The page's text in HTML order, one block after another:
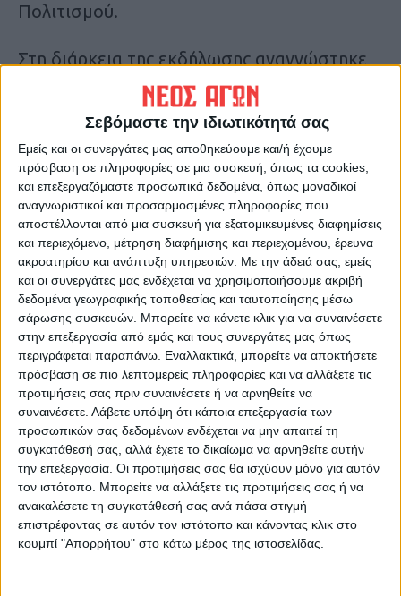
Σεβόμαστε την ιδιωτικότητά σας
Εμείς και οι συνεργάτες μας αποθηκεύουμε και/ή έχουμε
πρόσβαση σε πληροφορίες σε μια συσκευή, όπως τα cookies,
και επεξεργαζόμαστε προσωπικά δεδομένα, όπως μοναδικοί
αναγνωριστικοί και προσαρμοσμένες πληροφορίες που
αποστέλλονται από μια συσκευή για εξατομικευμένες διαφημίσεις
και περιεχόμενο, μέτρηση διαφήμισης και περιεχομένου, έρευνα
ακροατηρίου και ανάπτυξη υπηρεσιών. Με την άδειά σας, εμείς
και οι συνεργάτες μας ενδέχεται να χρησιμοποιήσουμε ακριβή
δεδομένα γεωγραφικής τοποθεσίας και ταυτοποίησης μέσω
σάρωσης συσκευών. Μπορείτε να κάνετε κλικ για να συναινέσετε
στην επεξεργασία από εμάς και τους συνεργάτες μας όπως
περιγράφεται παραπάνω. Εναλλακτικά, μπορείτε να αποκτήσετε
πρόσβαση σε πιο λεπτομερείς πληροφορίες και να αλλάξετε τις
προτιμήσεις σας πριν συναινέσετε ή να αρνηθείτε να
συναινέσετε. Λάβετε υπόψη ότι κάποια επεξεργασία των
προσωπικών σας δεδομένων ενδέχεται να μην απαιτεί τη
συγκατάθεσή σας, αλλά έχετε το δικαίωμα να αρνηθείτε αυτήν
την επεξεργασία. Οι προτιμήσεις σας θα ισχύουν μόνο για αυτόν
τον ιστότοπο. Μπορείτε να αλλάξετε τις προτιμήσεις σας ή να
ανακαλέσετε τη συγκατάθεσή σας ανά πάσα στιγμή
επιστρέφοντας σε αυτόν τον ιστότοπο και κάνοντας κλικ στο
κουμπί "Απορρήτου" στο κάτω μέρος της ιστοσελίδας.
Πολιτισμού.
Στη διάρκεια της εκδήλωσης αναγνώστηκε
το βιογραφικό του κ. Ντελή, καθώς έχει
βραβευθεί από την Πανελλήνια Ένωση
Λογοτεχνών σε όλα τα είδη λόγου και από
τον Φιλολογικό Σύλλογο ΠΑΡΝΑΣΣΟΣ
επίσης σε κάθε είδος τέχνης του λόγου.
Το βιογραφικό του και ποιήματά του
διαβάστηκαν από τα μέλη του Διοικητικού
Συμβουλίου της Πανελλήνιας Ένωσης
Λογοτεχνών, Δημοσθένη Δέπο, Ηλία
Παπακωνσταντίνου, Νούλη Τσαγγαράκη,
Παναγιώτη Γεωργακόπουλο.
Χαιρετισμό απηύθυνε η Πρόεδρος Αγγελική
Κωβαίου.
Στην εκδήλωση παρευρέθηκε ο Βουλευτής
Καρδίτσας της Νέας Δημοκρατίας
Αριστοτέλης Σπάνιας.